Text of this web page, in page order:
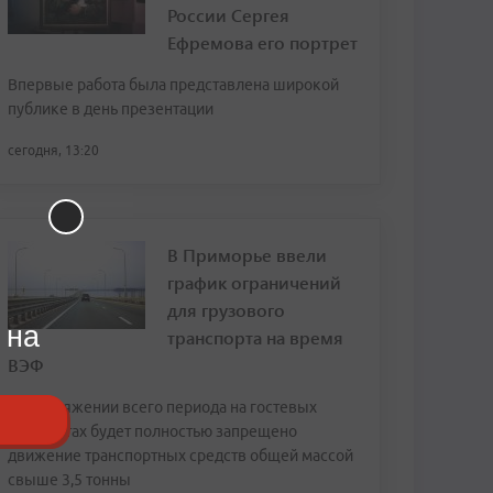
России Сергея
Ефремова его портрет
Впервые работа была представлена широкой
публике в день презентации
сегодня, 13:20
В Приморье ввели
график ограничений
для грузового
транспорта на время
ВЭФ
На протяжении всего периода на гостевых
маршрутах будет полностью запрещено
движение транспортных средств общей массой
свыше 3,5 тонны